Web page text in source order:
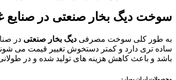
سوخت دیگ بخار صنعتی در صنایع
به طور کلی سوخت مصرفی دیگ بخار صنعتی در
ساده تری دارد و کمتر دستخوش تغییر قیمت می
باشد و باعث کاهش هزینه های تولید شده و در